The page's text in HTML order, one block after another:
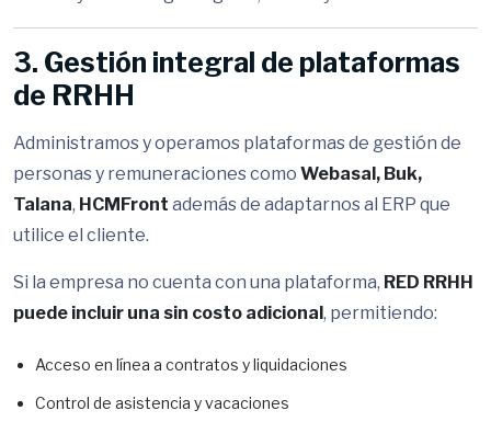
3. Gestión integral de plataformas
de RRHH
Administramos y operamos plataformas de gestión de
personas y remuneraciones como Webasal, Buk,
Talana, HCMFront además de adaptarnos al ERP que
utilice el cliente.
Si la empresa no cuenta con una plataforma, RED RRHH
puede incluir una sin costo adicional, permitiendo:
Acceso en línea a contratos y liquidaciones
Control de asistencia y vacaciones